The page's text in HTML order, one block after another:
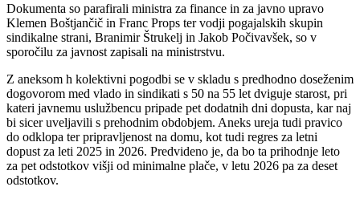
Dokumenta so parafirali ministra za finance in za javno upravo
Klemen Boštjančič in Franc Props ter vodji pogajalskih skupin
sindikalne strani, Branimir Štrukelj in Jakob Počivavšek, so v
sporočilu za javnost zapisali na ministrstvu.
Z aneksom h kolektivni pogodbi se v skladu s predhodno doseženim
dogovorom med vlado in sindikati s 50 na 55 let dviguje starost, pri
kateri javnemu uslužbencu pripade pet dodatnih dni dopusta, kar naj
bi sicer uveljavili s prehodnim obdobjem. Aneks ureja tudi pravico
do odklopa ter pripravljenost na domu, kot tudi regres za letni
dopust za leti 2025 in 2026. Predvideno je, da bo ta prihodnje leto
za pet odstotkov višji od minimalne plače, v letu 2026 pa za deset
odstotkov.